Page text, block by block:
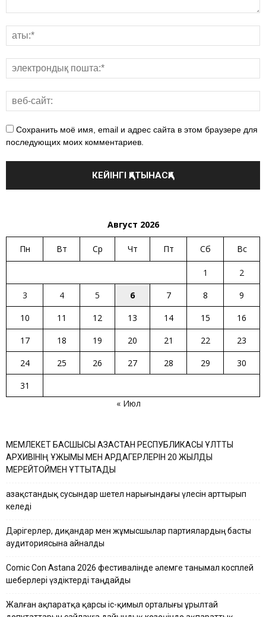
Сохранить моё имя, email и адрес сайта в этом браузере для
последующих моих комментариев.
Август 2026
Пн Вт Ср Чт Пт Сб Вс
1
2
3
4 5 6 7 8
9
10
11 12 13 14 15
16
17
18 19 20 21 22
23
24
25 26 27 28 29
30
31
« Июл
МЕМЛЕКЕТ БАСШЫСЫ ҚАЗАҚСТАН РЕСПУБЛИКАСЫ ҰЛТТЫҚ
АРХИВІНІҢ ҰЖЫМЫ МЕН АРДАГЕРЛЕРІН 20 ЖЫЛДЫҚ
МЕРЕЙТОЙМЕН ҚҰТТЫҚТАДЫ
Қазақстандық сусындар шетел нарығындағы үлесін арттырып
келеді
Дәрігерлер, диқандар мен жұмысшылар партиялардың басты
аудиториясына айналды
Comic Con Astana 2026 фестивалінде әлемге танымал косплей
шеберлері үздіктерді таңдайды
Жалған ақпаратқа қарсы іс-қимыл орталығы Құрылтай